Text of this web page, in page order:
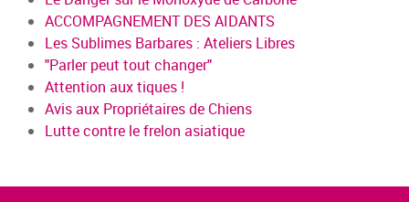
ACCOMPAGNEMENT DES AIDANTS
Les Sublimes Barbares : Ateliers Libres
"Parler peut tout changer"
Attention aux tiques !
Avis aux Propriétaires de Chiens
Lutte contre le frelon asiatique